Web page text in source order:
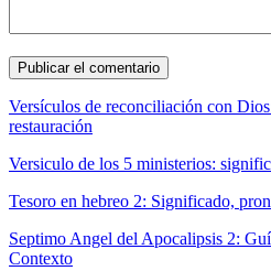
Versículos de reconciliación con
restauración
Versiculo de los 5 ministerios:
Tesoro en hebreo 2: Significado,
Septimo Angel del Apocalipsis 2:
Contexto